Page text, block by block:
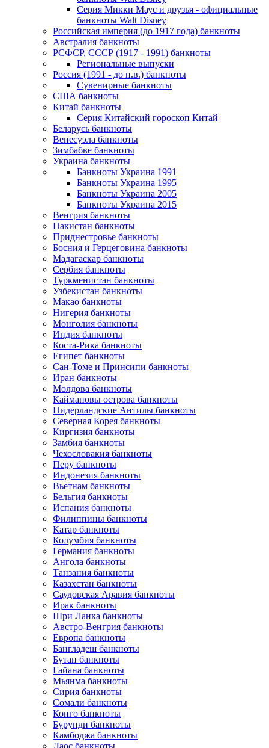
Серия Микки Маус и друзья - официальные
банкноты Walt Disney
Российская империя (до 1917 года) банкноты
Австралия банкноты
РСФСР, СССР (1917 - 1991) банкноты
Региональные выпуски
Россия (1991 - до н.в.) банкноты
Сувенирные банкноты
США банкноты
Китай банкноты
Серия Китайский гороскоп Китай
Беларусь банкноты
Венесуэла банкноты
Зимбабве банкноты
Украина банкноты
Банкноты Украина 1991
Банкноты Украина 1995
Банкноты Украина 2005
Банкноты Украина 2015
Венгрия банкноты
Пакистан банкноты
Приднестровье банкноты
Босния и Герцеговина банкноты
Мадагаскар банкноты
Сербия банкноты
Туркменистан банкноты
Узбекистан банкноты
Макао банкноты
Нигерия банкноты
Монголия банкноты
Индия банкноты
Коста-Рика банкноты
Египет банкноты
Сан-Томе и Принсипи банкноты
Иран банкноты
Молдова банкноты
Каймановы острова банкноты
Нидерландские Антилы банкноты
Северная Корея банкноты
Киргизия банкноты
Замбия банкноты
Чехословакия банкноты
Перу банкноты
Индонезия банкноты
Вьетнам банкноты
Бельгия банкноты
Испания банкноты
Филиппины банкноты
Катар банкноты
Колумбия банкноты
Германия банкноты
Ангола банкноты
Танзания банкноты
Казахстан банкноты
Саудовская Аравия банкноты
Ирак банкноты
Шри Ланка банкноты
Австро-Венгрия банкноты
Европа банкноты
Бангладеш банкноты
Бутан банкноты
Гайана банкноты
Мьянма банкноты
Сирия банкноты
Сомали банкноты
Конго банкноты
Бурунди банкноты
Камбоджа банкноты
Лаос банкноты